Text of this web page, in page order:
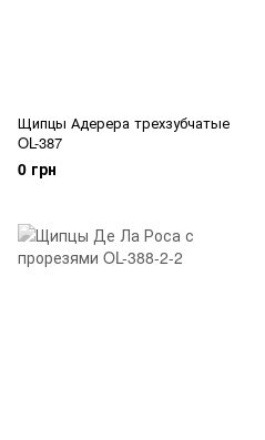
Щипцы Адерера трехзубчатые
OL-387
0 грн